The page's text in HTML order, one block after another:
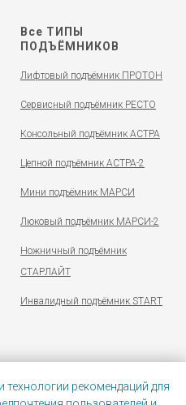
рекомендаций для
Все ТИПЫ
ПОДЪЁМНИКОВ
Лифтовый подъёмник ПРОТОН
Сервисный подъёмник РЕСТО
Консольный подъёмник АСТРА
Цепной подъёмник АСТРА-2
Мини подъёмник МАРСИ
Люковый подъёмник МАРСИ-2
Ножничный подъёмник
СТАРЛАЙТ
Инвалидный подъёмник START
|Иконки от Tilda Publishing